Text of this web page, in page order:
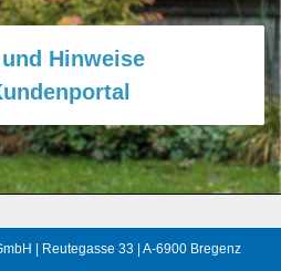
Hinweise
| Reutegasse 33 | A-6900 Bregenz